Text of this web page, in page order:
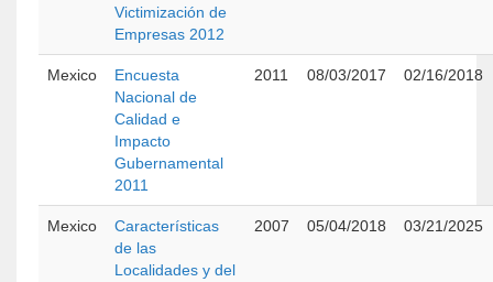
Victimización de
Empresas 2012
Mexico
Encuesta
Nacional de
Calidad e
Impacto
Gubernamental
2011
2011 08/03/2017 02/16/2018
Mexico
Características
de las
Localidades y del
2007 05/04/2018 03/21/2025